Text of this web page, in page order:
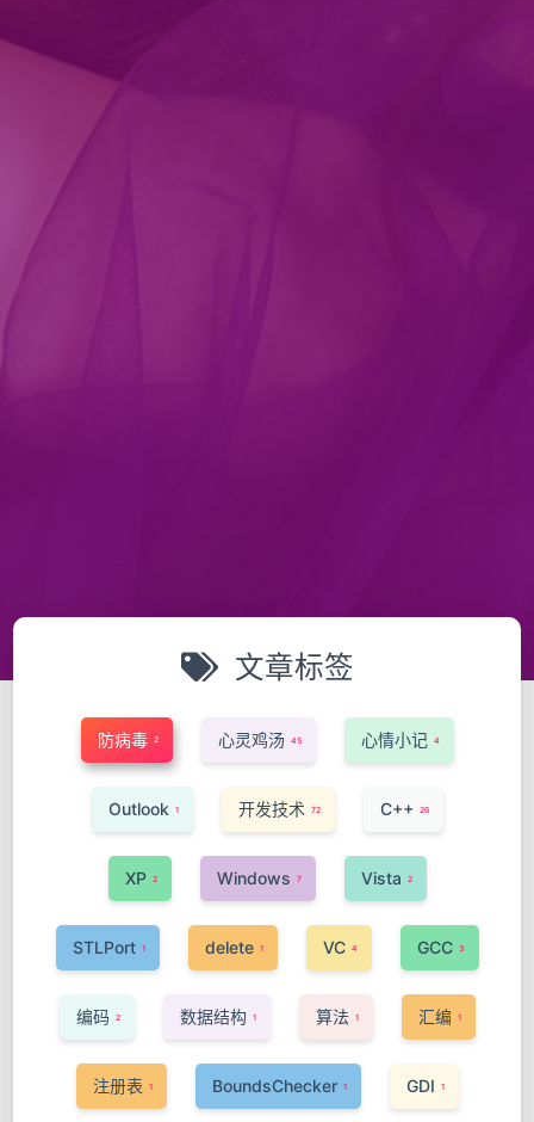
文章标签
防病毒 2 心灵鸡汤 45 心情小记 4
Outlook 1 开发技术 72 C++ 26
XP 2 Windows 7 Vista 2
STLPort 1 delete 1 VC 4 GCC 3
编码 2 数据结构 1 算法 1 汇编 1
注册表 1 BoundsChecker 1 GDI 1